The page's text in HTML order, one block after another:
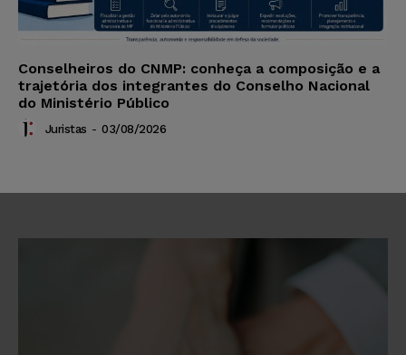
Conselheiros do CNMP: conheça a composição e a
trajetória dos integrantes do Conselho Nacional
do Ministério Público
Juristas - 03/08/2026